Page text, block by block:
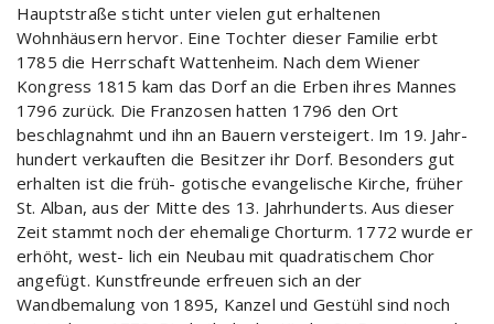
Hauptstraße sticht unter vielen gut erhaltenen
Wohnhäusern hervor. Eine Tochter dieser Familie erbt
1785 die Herrschaft Wattenheim. Nach dem Wiener
Kongress 1815 kam das Dorf an die Erben ihres Mannes
1796 zurück. Die Franzosen hatten 1796 den Ort
beschlagnahmt und ihn an Bauern versteigert. Im 19. Jahr-
hundert verkauften die Besitzer ihr Dorf. Besonders gut
erhalten ist die früh- gotische evangelische Kirche, früher
St. Alban, aus der Mitte des 13. Jahrhunderts. Aus dieser
Zeit stammt noch der ehemalige Chorturm. 1772 wurde er
erhöht, west- lich ein Neubau mit quadratischem Chor
angefügt. Kunstfreunde erfreuen sich an der
Wandbemalung von 1895, Kanzel und Gestühl sind noch